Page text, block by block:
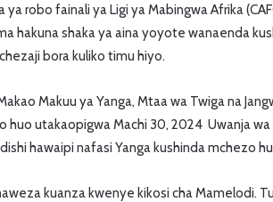
ya robo fainali ya Ligi ya Mabingwa Afrika
hakuna shaka ya aina yoyote wanaenda
bora kuliko timu hiyo.
Makuu ya Yanga, Mtaa wa Twiga na
utakaopigwa Machi 30, 2024 Uwanja wa
hawaipi nafasi Yanga kushinda mchezo
kuanza kwenye kikosi cha Mamelodi.